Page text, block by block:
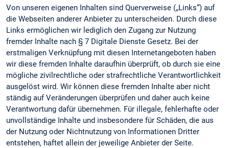
Von unseren eigenen Inhalten sind Querverweise („Links“) auf
die Webseiten anderer Anbieter zu unterscheiden. Durch diese
Links ermöglichen wir lediglich den Zugang zur Nutzung
fremder Inhalte nach § 7 Digitale Dienste Gesetz. Bei der
erstmaligen Verknüpfung mit diesen Internetangeboten haben
wir diese fremden Inhalte daraufhin überprüft, ob durch sie eine
mögliche zivilrechtliche oder strafrechtliche Verantwortlichkeit
ausgelöst wird. Wir können diese fremden Inhalte aber nicht
ständig auf Veränderungen überprüfen und daher auch keine
Verantwortung dafür übernehmen. Für illegale, fehlerhafte oder
unvollständige Inhalte und insbesondere für Schäden, die aus
der Nutzung oder Nichtnutzung von Informationen Dritter
entstehen, haftet allein der jeweilige Anbieter der Seite.